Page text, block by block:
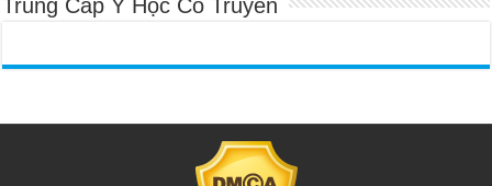
Trung Cấp Y Học Cổ Truyền